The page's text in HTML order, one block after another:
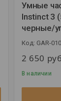
Умные
Instinct 3
черные/
GAR-
2 650
В наличии